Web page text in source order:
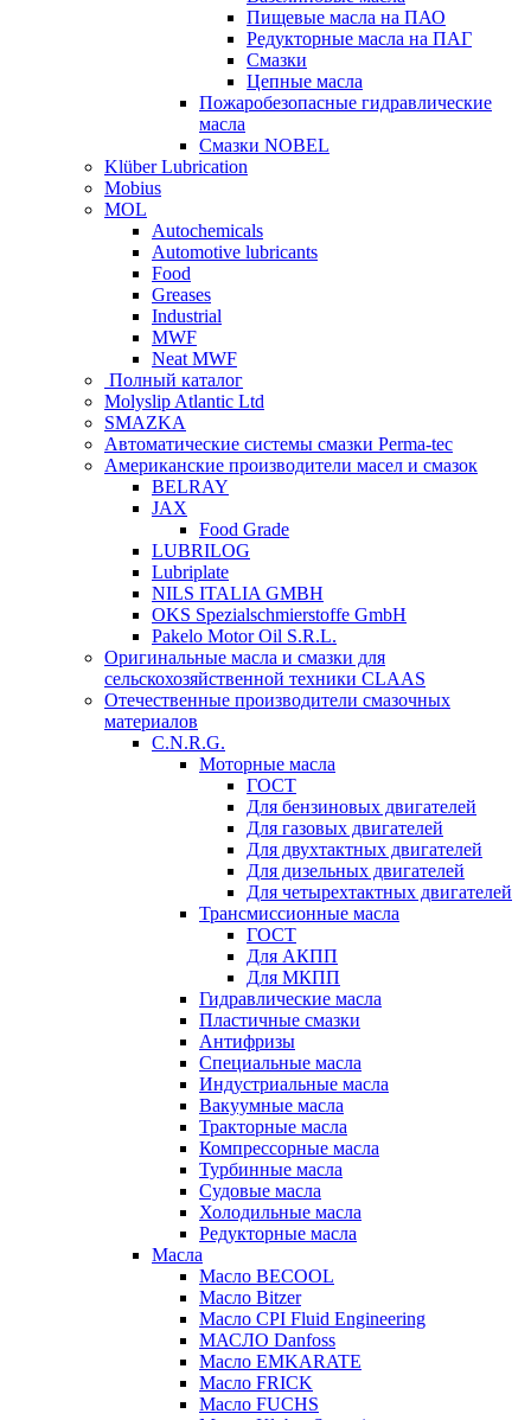
Пищевые масла на ПАО
Редукторные масла на ПАГ
Смазки
Цепные масла
Пожаробезопасные гидравлические
масла
Смазки NOBEL
Klüber Lubrication
Mobius
MOL
Autochemicals
Automotive lubricants
Food
Greases
Industrial
MWF
Neat MWF
Полный каталог
Molyslip Atlantic Ltd
SMAZKA
Автоматические системы смазки Perma-tec
Американские производители масел и смазок
BELRAY
JAX
Food Grade
LUBRILOG
Lubriplate
NILS ITALIA GMBH
OKS Spezialschmierstoffe GmbH
Pakelo Motor Oil S.R.L.
Оригинальные масла и смазки для
сельскохозяйственной техники CLAAS
Отечественные производители смазочных
материалов
C.N.R.G.
Моторные масла
ГОСТ
Для бензиновых двигателей
Для газовых двигателей
Для двухтактных двигателей
Для дизельных двигателей
Для четырехтактных двигателей
Трансмиссионные масла
ГОСТ
Для АКПП
Для МКПП
Гидравлические масла
Пластичные смазки
Антифризы
Специальные масла
Индустриальные масла
Вакуумные масла
Тракторные масла
Компрессорные масла
Турбинные масла
Судовые масла
Холодильные масла
Редукторные масла
Масла
Масло BECOOL
Масло Bitzer
Масло CPI Fluid Engineering
МАСЛО Danfoss
Масло EMKARATE
Масло FRICK
Масло FUCHS